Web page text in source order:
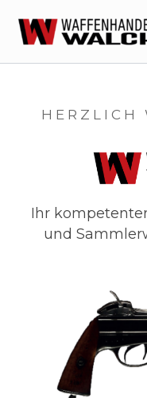
Inhalt
HERZLICH
Ihr
und